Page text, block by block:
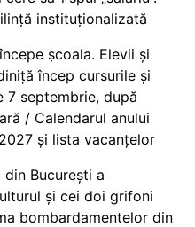
instituționalizată
școala. Elevii și
încep cursurile și
7 septembrie, după
/ Calendarul anului
și lista vacanțelor
București a
și cei doi grifoni
bombardamentelor din